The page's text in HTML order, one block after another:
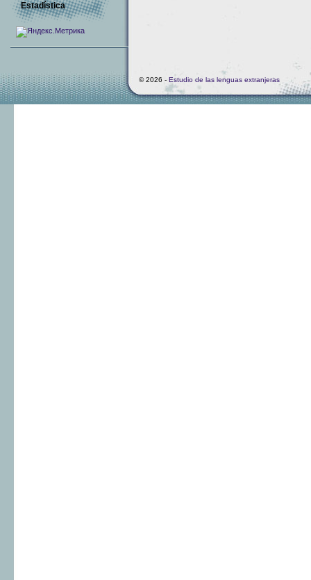
Estadística
© 2026 - Estudio de las lenguas extranjeras